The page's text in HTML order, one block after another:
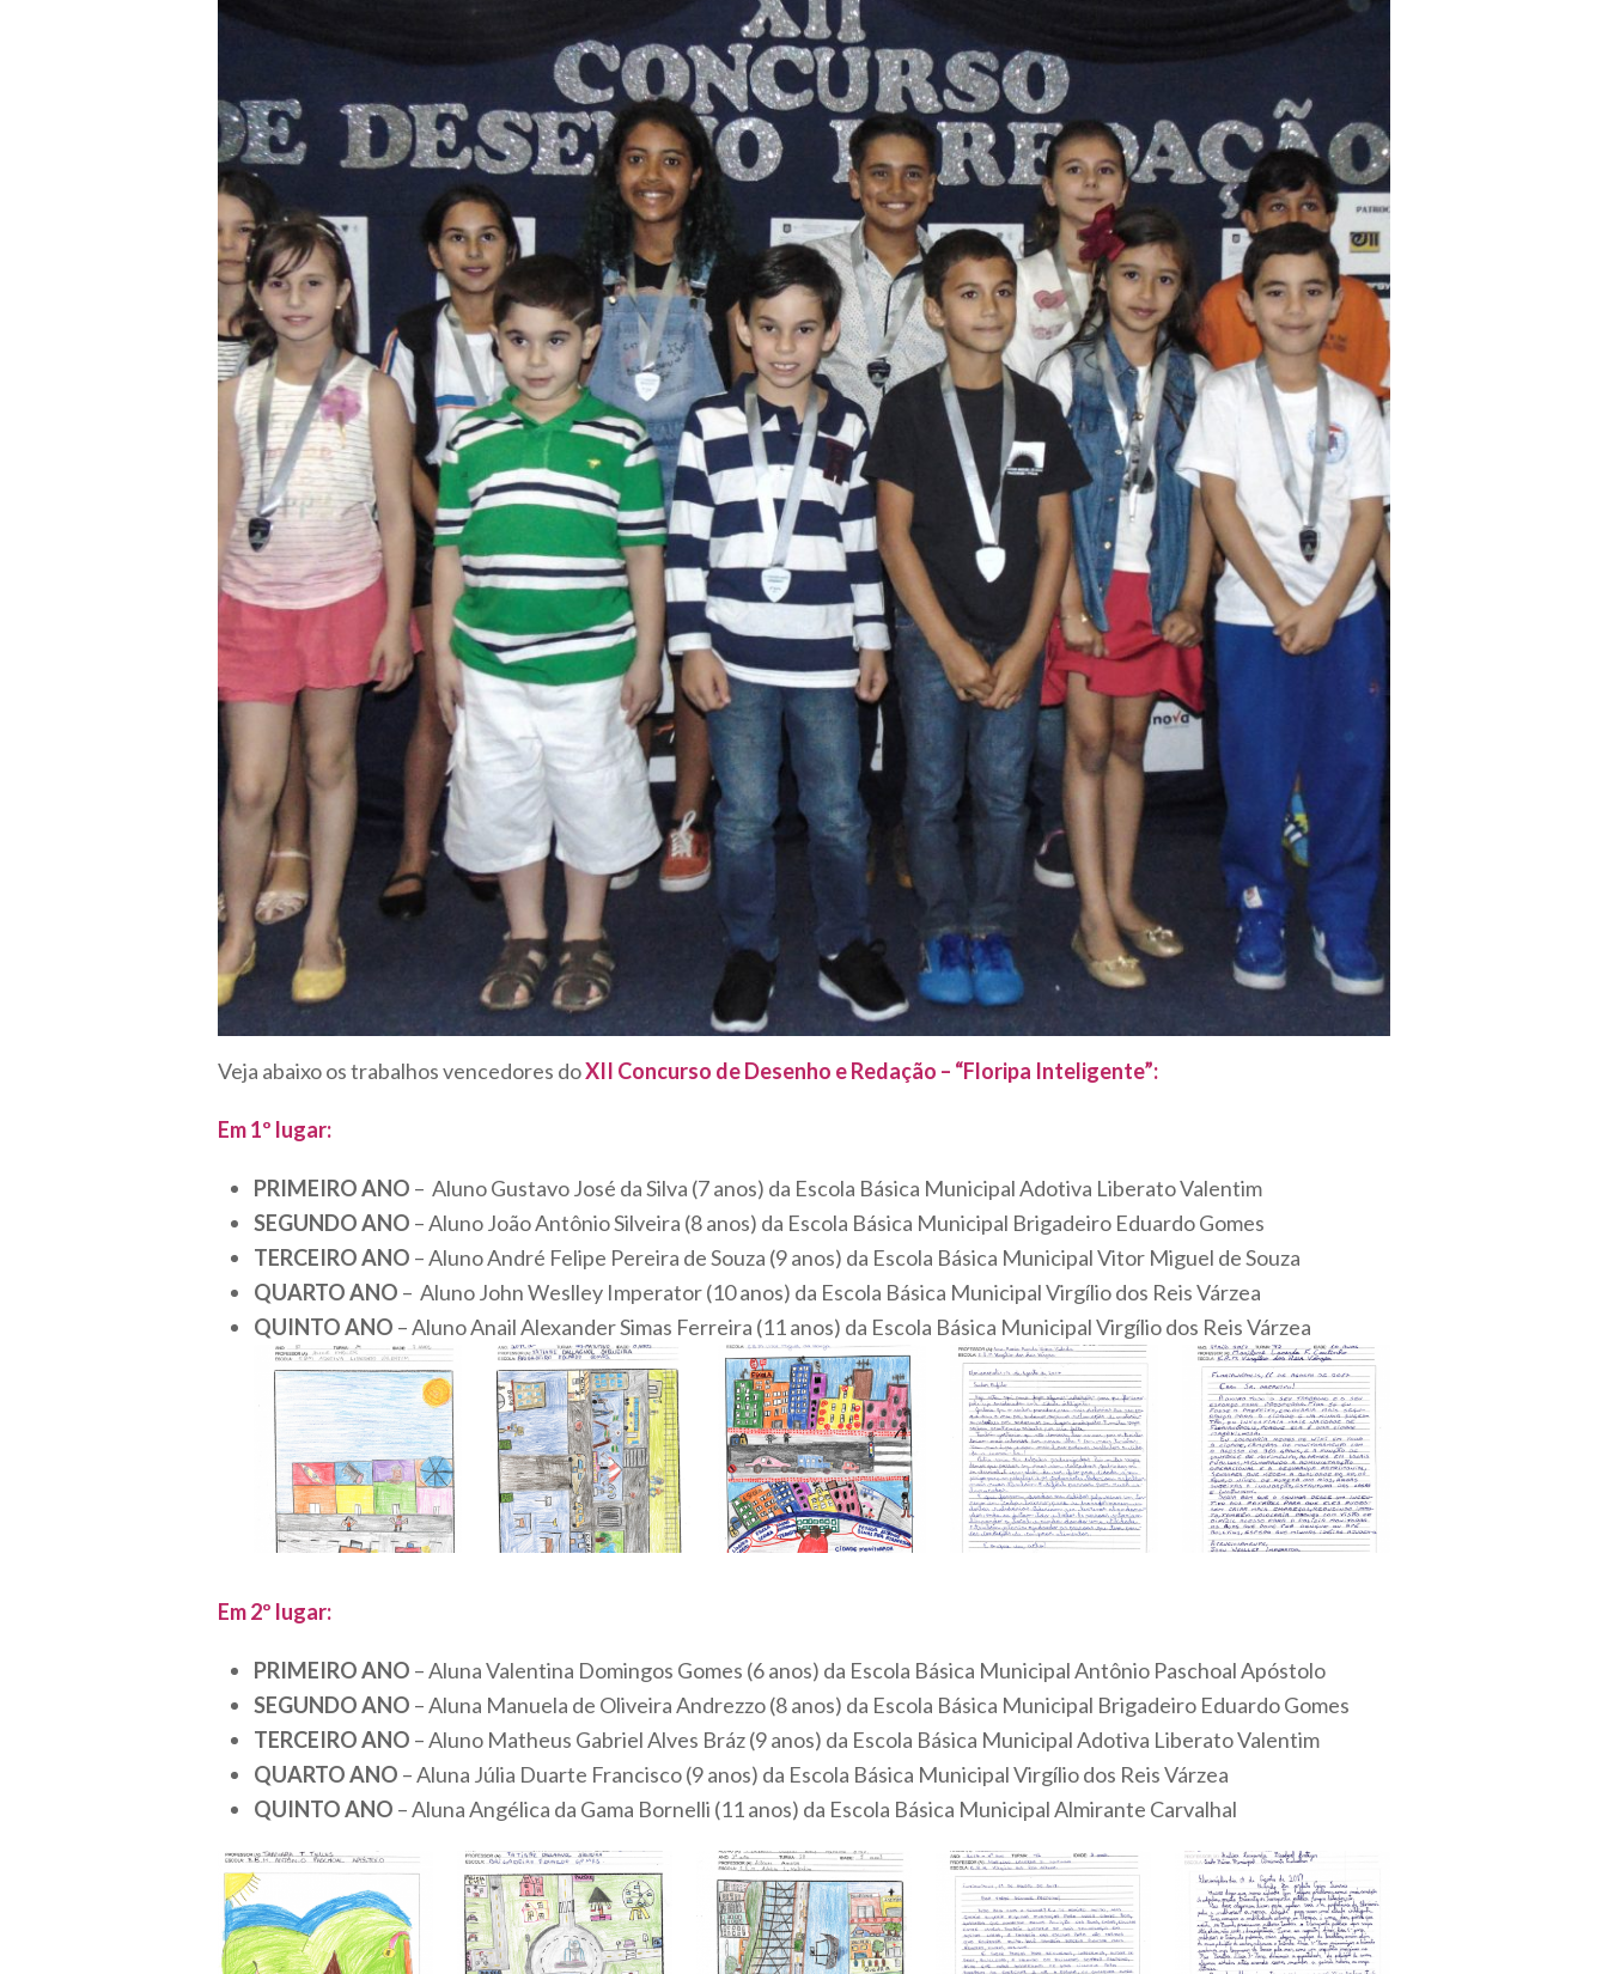
Veja abaixo os trabalhos vencedores doXII Concurso de Desenho e Redação – “Floripa Inteligente”:
Em 1º lugar:
PRIMEIRO ANO – Aluno Gustavo José da Silva (7 anos) da Escola Básica Municipal Adotiva Liberato Valentim
SEGUNDO ANO – Aluno João Antônio Silveira (8 anos) da Escola Básica Municipal Brigadeiro Eduardo Gomes
TERCEIRO ANO – Aluno André Felipe Pereira de Souza (9 anos) da Escola Básica Municipal Vitor Miguel de Souza
QUARTO ANO – Aluno John Weslley Imperator (10 anos) da Escola Básica Municipal Virgílio dos Reis Várzea
QUINTO ANO – Aluno Anail Alexander Simas Ferreira (11 anos) da Escola Básica Municipal Virgílio dos Reis Várzea
Em 2º lugar:
PRIMEIRO ANO – Aluna Valentina Domingos Gomes (6 anos) da Escola Básica Municipal Antônio Paschoal Apóstolo
SEGUNDO ANO – Aluna Manuela de Oliveira Andrezzo (8 anos) da Escola Básica Municipal Brigadeiro Eduardo Gomes
TERCEIRO ANO – Aluno Matheus Gabriel Alves Bráz (9 anos) da Escola Básica Municipal Adotiva Liberato Valentim
QUARTO ANO – Aluna Júlia Duarte Francisco (9 anos) da Escola Básica Municipal Virgílio dos Reis Várzea
QUINTO ANO – Aluna Angélica da Gama Bornelli (11 anos) da Escola Básica Municipal Almirante Carvalhal